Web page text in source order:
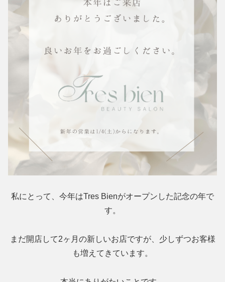
私にとって、今年はTres Bienがオープンした記念の年で
す。
まだ開店して2ヶ月の新しいお店ですが、少しずつお客様
も増えてきています。